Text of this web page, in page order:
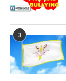
3